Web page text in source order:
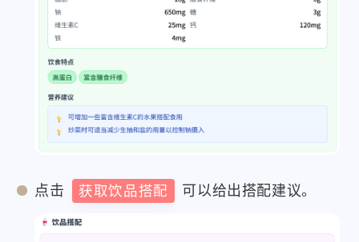
点击 获取饮品搭配 可以给出搭配建议。